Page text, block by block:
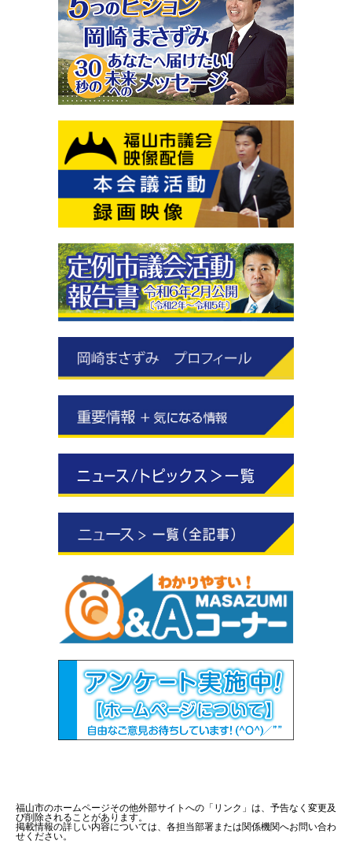
福山市のホームページその他外部サイトへの「リンク」は、予告なく変更及
び削除されることがあります。
掲載情報の詳しい内容については、各担当部署または関係機関へお問い合わ
せください。